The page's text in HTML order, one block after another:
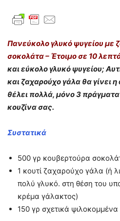
Πανεύκολο γλυκό ψυγείου με
σοκολάτα – Έτοιμο σε 10
και εύκολο γλυκό ψυγείου;
και ζαχαρούχο γάλα θα γίνει
θέλει πολλά, μόνο 3
κουζίνα σας.
Συστατικά
500 γρ κουβερτούρα
1 κουτί ζαχαρούχο γάλα (ή
πολύ γλυκό. στη θέση του
κρέμα γάλακτος)
150 γρ σχετικά ψιλοκομμένα